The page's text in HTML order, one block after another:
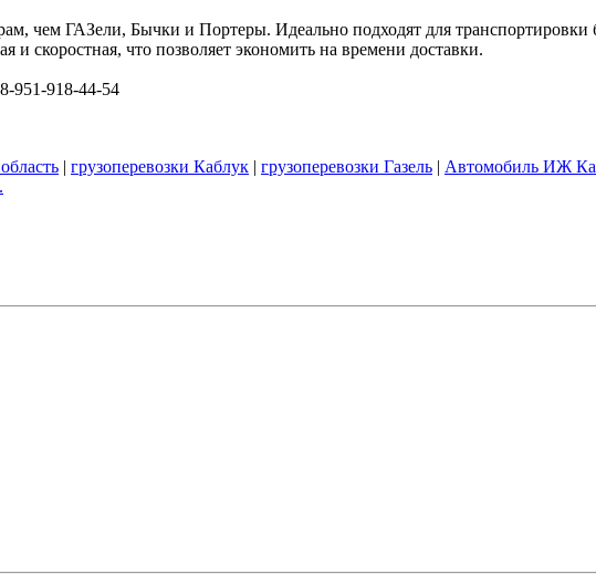
чем ГАЗели, Бычки и Портеры. Идеально подходят для транспортировки
скоростная, что позволяет экономить на времени доставки.
951-918-44-54
| грузоперевозки Каблук | грузоперевозки Газель | Автомобиль ИЖ